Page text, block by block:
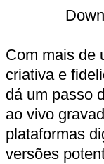
Com mais de
criativa e
dá um passo
ao vivo
plataformas
versões